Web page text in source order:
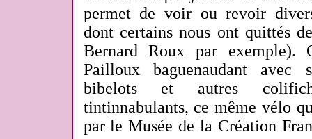
permet de voir ou revoir
dont certains nous ont quittés
Bernard Roux par
Pailloux baguenaudant avec
bibelots et autres
tintinnabulants, ce même vélo
par le Musée de la Création